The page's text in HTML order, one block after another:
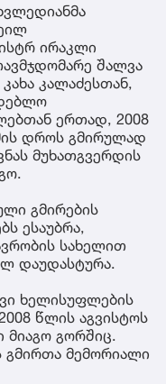
ირაკლი
შალვა
კალაძესთან,
ერთად, 2008
დროს გმირულად
მუხათგვერდის
გმირების
ესაუბრა,
სახელით
დაუდასტურა.
ხელისუფლების
წლის აგვისტოს
მიაგო გორშიც.
გმირთა მემორიალი